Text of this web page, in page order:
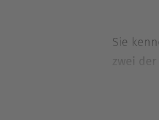
Sie
zwei